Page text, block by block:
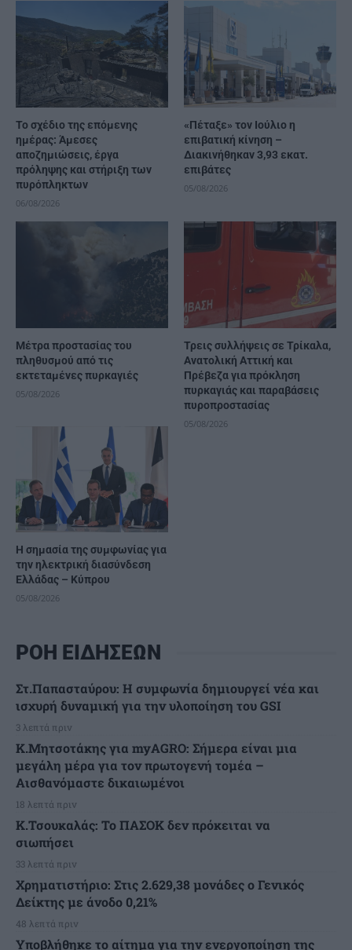
Το σχέδιο της επόμενης
ημέρας: Άμεσες
αποζημιώσεις, έργα
πρόληψης και στήριξη των
πυρόπληκτων
06/08/2026
«Πέταξε» τον Ιούλιο η
επιβατική κίνηση –
Διακινήθηκαν 3,93 εκατ.
επιβάτες
05/08/2026
Μέτρα προστασίας του
πληθυσμού από τις
εκτεταμένες πυρκαγιές
05/08/2026
Τρεις συλλήψεις σε Τρίκαλα,
Ανατολική Αττική και
Πρέβεζα για πρόκληση
πυρκαγιάς και παραβάσεις
πυροπροστασίας
05/08/2026
H σημασία της συμφωνίας για
την ηλεκτρική διασύνδεση
Ελλάδας – Κύπρου
05/08/2026
ΡΟΗ ΕΙΔΗΣΕΩΝ
Στ.Παπασταύρου: Η συμφωνία δημιουργεί νέα και
ισχυρή δυναμική για την υλοποίηση του GSI
3 λεπτά πριν
Κ.Μητσοτάκης για myAGRO: Σήμερα είναι μια
μεγάλη μέρα για τον πρωτογενή τομέα –
Αισθανόμαστε δικαιωμένοι
18 λεπτά πριν
Κ.Τσουκαλάς: Το ΠΑΣΟΚ δεν πρόκειται να
σιωπήσει
33 λεπτά πριν
Χρηματιστήριο: Στις 2.629,38 μονάδες ο Γενικός
Δείκτης με άνοδο 0,21%
48 λεπτά πριν
Υποβλήθηκε το αίτημα για την ενεργοποίηση της